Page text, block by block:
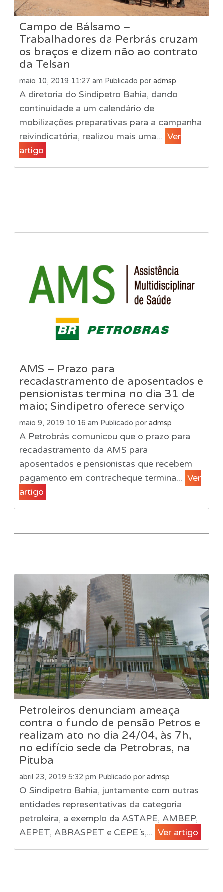
Campo de Bálsamo –
Trabalhadores da Perbrás cruzam
os braços e dizem não ao contrato
da Telsan
maio 10, 2019 11:27 am Publicado por admsp
A diretoria do Sindipetro Bahia, dando
continuidade a um calendário de
mobilizações preparativas para a campanha
reivindicatória, realizou mais uma... Ver
artigo
AMS – Prazo para
recadastramento de aposentados e
pensionistas termina no dia 31 de
maio; Sindipetro oferece serviço
maio 9, 2019 10:16 am Publicado por admsp
A Petrobrás comunicou que o prazo para
recadastramento da AMS para
aposentados e pensionistas que recebem
pagamento em contracheque termina... Ver
artigo
Petroleiros denunciam ameaça
contra o fundo de pensão Petros e
realizam ato no dia 24/04, às 7h,
no edifício sede da Petrobras, na
Pituba
abril 23, 2019 5:32 pm Publicado por admsp
O Sindipetro Bahia, juntamente com outras
entidades representativas da categoria
petroleira, a exemplo da ASTAPE, AMBEP,
AEPET, ABRASPET e CEPE´s,... Ver artigo